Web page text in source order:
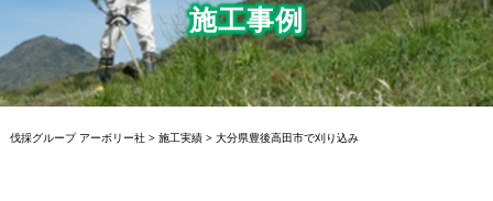
施工事例
伐採グループ アーボリー社> 施工実績> 大分県豊後高田市で刈り込み